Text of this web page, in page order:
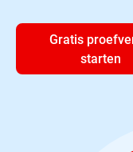
Gratis
starten